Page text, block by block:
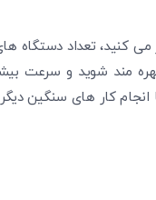
‌کنید، تعداد دستگاه
‌مند شوید و سرعت
انجام کار های سنگین